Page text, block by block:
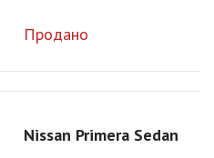
Продано
Nissan Primera Sedan